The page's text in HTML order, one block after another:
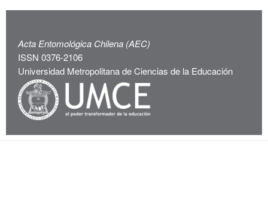
Acta Entomológica Chilena (AEC)
ISSN 0376-2106
Universidad Metropolitana de Ciencias de la Educación